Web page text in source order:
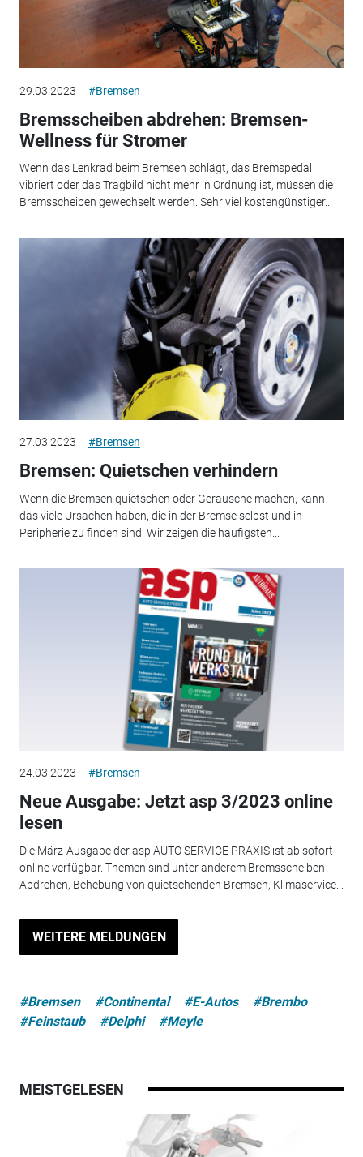
29.03.2023 #Bremsen
Bremsscheiben abdrehen: Bremsen-
Wellness für Stromer
Wenn das Lenkrad beim Bremsen schlägt, das Bremspedal
vibriert oder das Tragbild nicht mehr in Ordnung ist, müssen die
Bremsscheiben gewechselt werden. Sehr viel kostengünstiger...
27.03.2023 #Bremsen
Bremsen: Quietschen verhindern
Wenn die Bremsen quietschen oder Geräusche machen, kann
das viele Ursachen haben, die in der Bremse selbst und in
Peripherie zu finden sind. Wir zeigen die häufigsten...
24.03.2023 #Bremsen
Neue Ausgabe: Jetzt asp 3/2023 online
lesen
Die März-Ausgabe der asp AUTO SERVICE PRAXIS ist ab sofort
online verfügbar. Themen sind unter anderem Bremsscheiben-
Abdrehen, Behebung von quietschenden Bremsen, Klimaservice...
WEITERE MELDUNGEN
#Bremsen #Continental #E-Autos
#Brembo
#Feinstaub
#Delphi #Meyle
MEISTGELESEN